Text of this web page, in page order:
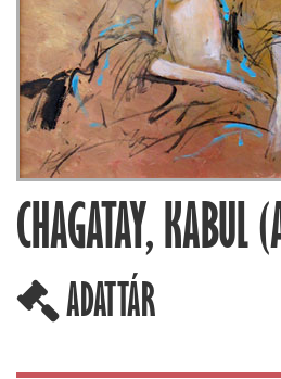
CHAGATAY,
ADATTÁR